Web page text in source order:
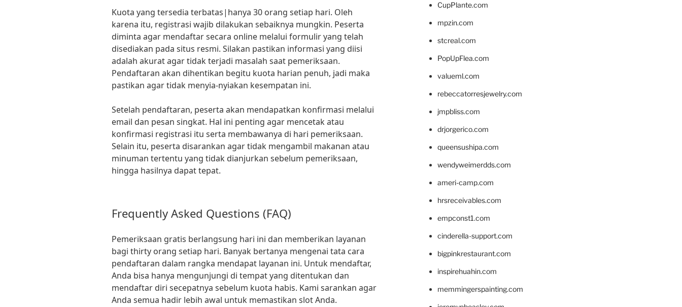
Kuota yang tersedia terbatas|hanya 30 orang setiap hari. Oleh
karena itu, registrasi wajib dilakukan sebaiknya mungkin. Peserta
diminta agar mendaftar secara online melalui formulir yang telah
disediakan pada situs resmi. Silakan pastikan informasi yang diisi
adalah akurat agar tidak terjadi masalah saat pemeriksaan.
Pendaftaran akan dihentikan begitu kuota harian penuh, jadi maka
pastikan agar tidak menyia-nyiakan kesempatan ini.
Setelah pendaftaran, peserta akan mendapatkan konfirmasi melalui
email dan pesan singkat. Hal ini penting agar mencetak atau
konfirmasi registrasi itu serta membawanya di hari pemeriksaan.
Selain itu, peserta disarankan agar tidak mengambil makanan atau
minuman tertentu yang tidak dianjurkan sebelum pemeriksaan,
hingga hasilnya dapat tepat.
Frequently Asked Questions (FAQ)
Pemeriksaan gratis berlangsung hari ini dan memberikan layanan
bagi thirty orang setiap hari. Banyak bertanya mengenai tata cara
pendaftaran dalam rangka mendapat layanan ini. Untuk mendaftar,
Anda bisa hanya mengunjungi di tempat yang ditentukan dan
mendaftar diri secepatnya sebelum kuota habis. Kami sarankan agar
Anda semua hadir lebih awal untuk memastikan slot Anda.
CupPlante.com
mpzin.com
stcreal.com
PopUpFlea.com
valueml.com
rebeccatorresjewelry.com
jmpbliss.com
drjorgerico.com
queensushipa.com
wendyweimerdds.com
ameri-camp.com
hrsreceivables.com
empconst1.com
cinderella-support.com
bigpinkrestaurant.com
inspirehuahin.com
memmingerspainting.com